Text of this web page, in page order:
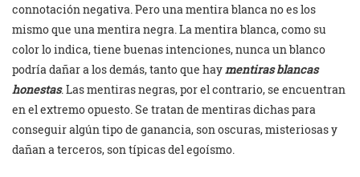
connotación negativa. Pero una mentira blanca no es los
mismo que una mentira negra. La mentira blanca, como su
color lo indica, tiene buenas intenciones, nunca un blanco
podría dañar a los demás, tanto que haymentiras blancas
honestas. Las mentiras negras, por el contrario, se encuentran
en el extremo opuesto. Se tratan de mentiras dichas para
conseguir algún tipo de ganancia, son oscuras, misteriosas y
dañan a terceros, son típicas del egoísmo.